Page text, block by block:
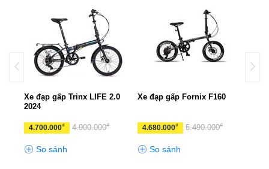
Xe đạp gấp Trinx LIFE 2.0
2024
4.700.000₫ 4.900.000₫
So sánh
Xe đạp gấp Fornix F160
4.680.000₫ 5.490.000₫
So sánh